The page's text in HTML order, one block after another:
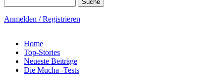
Anmelden / Registrieren
Home
Top-Stories
Neueste Beiträge
Die Mucha -Tests